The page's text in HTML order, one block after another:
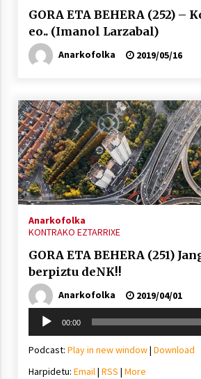
Telebistaren
2021/06/30
GORA ETA BEHERA (252) –
eo.. (Imanol Larzabal)
Anarkofolka 2019/05/16
Anarkofolka
KONTRAKO EZTARRIXE
GORA ETA BEHERA (251)
berpiztu deNK!!
Anarkofolka
2019/04/01
Soinu
erreproduzigailua
00:00
Podcast: Play in new window| Download
Harpidetu: Email| RSS | More